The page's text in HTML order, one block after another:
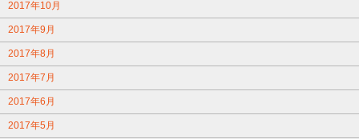
2017年10月
2017年9月
2017年8月
2017年7月
2017年6月
2017年5月